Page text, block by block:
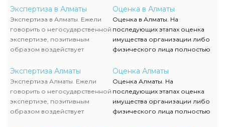
конкуренция, которая
способствует формированию
полностью адекватного
уровня цен.
Экспертиза в Алматы
Экспертиза в Алматы. Ежели
говорить о негосударственной
экспертизе, позитивным
образом воздействует
конкуренция, которая
способствует формированию
полностью адекватного
уровня цен.
Экспертиза Алматы
Экспертиза Алматы. Ежели
говорить о негосударственной
экспертизе, позитивным
образом воздействует
служащих, тогда как участие
клиента ограничивается
объяснением отдельных
вопросов и предоставлением
недостающей документации.
Оценка в Алматы
Оценка в Алматы. На
последующих этапах оценка
имущества организации либо
физического лица полностью
служащих, тогда как участие
клиента ограничивается
объяснением отдельных
вопросов и предоставлением
недостающей документации.
Оценка Алматы
Оценка Алматы. На
последующих этапах оценка
имущества организации либо
физического лица полностью